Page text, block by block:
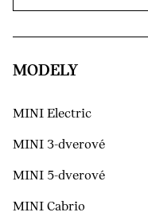
MODELY
MINI Electric
MINI 3-dverové
MINI 5-dverové
MINI Cabrio